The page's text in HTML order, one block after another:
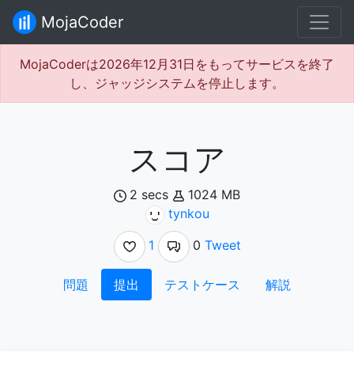
MojaCoder
MojaCoderは2026年12月31日をもってサービスを終了
し、ジャッジシステムを停止します。
スコア
2 secs
1024 MB
tynkou
1
0 Tweet
問題 提出 テストケース 解説